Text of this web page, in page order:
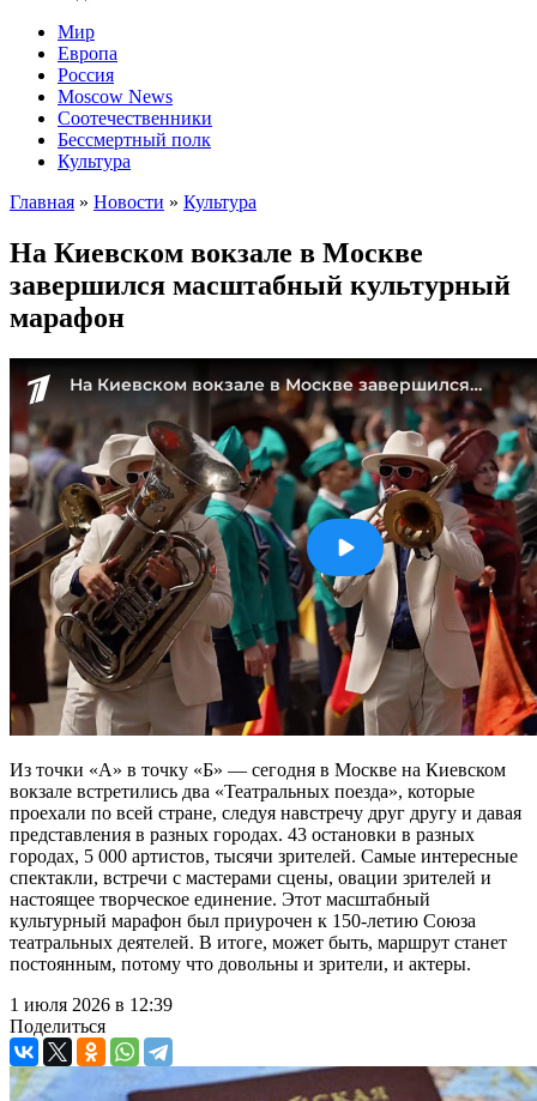
Мир
Европа
Россия
Moscow News
Соотечественники
Бессмертный полк
Культура
Главная » Новости » Культура
На Киевском вокзале в Москве
завершился масштабный культурный
марафон
Из точки «А» в точку «Б» — сегодня в Москве на Киевском
вокзале встретились два «Театральных поезда», которые
проехали по всей стране, следуя навстречу друг другу и давая
представления в разных городах. 43 остановки в разных
городах, 5 000 артистов, тысячи зрителей. Самые интересные
спектакли, встречи с мастерами сцены, овации зрителей и
настоящее творческое единение. Этот масштабный
культурный марафон был приурочен к 150-летию Союза
театральных деятелей. В итоге, может быть, маршрут станет
постоянным, потому что довольны и зрители, и актеры.
1 июля 2026 в 12:39
Поделиться